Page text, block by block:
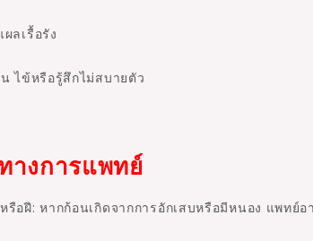
ลเรื้อรัง
ไข้หรือรู้สึกไม่สบายตัว
างการแพทย์
รือฝี: หากก้อนเกิดจากการอักเสบหรือมีหนอง แพทย์อ